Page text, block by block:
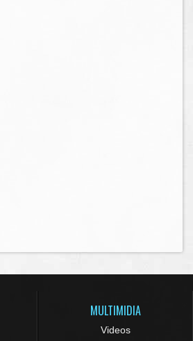
MULTIMIDIA
Videos